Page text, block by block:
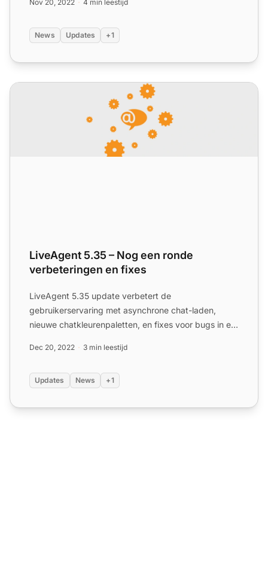
Nov 20, 2022 4 min leestijd
News Updates +1
LiveAgent 5.35 – Nog een ronde verbeteringen en fixes
LiveAgent 5.35 – Nog een ronde
verbeteringen en fixes
LiveAgent 5.35 update verbetert de
gebruikerservaring met asynchrone chat-laden,
nieuwe chatkleurenpaletten, en fixes voor bugs in e-
Dec 20, 2022 3 min leestijd
Updates News +1